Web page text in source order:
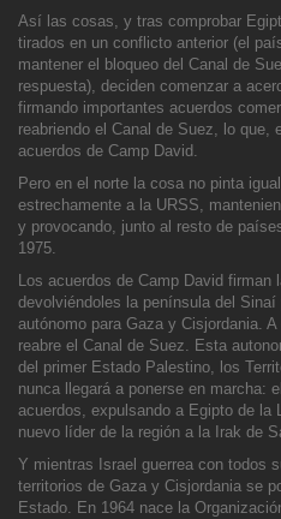
Así las cosas, y tras comprobar
tirados en un conflicto anterior (el
mantener el bloqueo del Canal de
respuesta), deciden comenzar a
firmando importantes acuerdos
reabriendo el Canal de Suez, lo que,
acuerdos de Camp David.
Pero en el norte la cosa no pinta
estrechamente a la URSS,
y provocando, junto al resto de
1975.
Los acuerdos de Camp David firman
devolviéndoles la península del
autónomo para Gaza y Cisjordania.
reabre el Canal de Suez. Esta
del primer Estado Palestino, los
nunca llegará a ponerse en marcha:
acuerdos, expulsando a Egipto de la
nuevo líder de la región a la Irak de
Y mientras Israel guerrea con todos
territorios de Gaza y Cisjordania se
Estado. En 1964 nace la